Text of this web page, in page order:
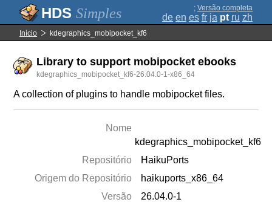
Simples ; Versão completa
de en es fr ja pt ru zh
Início kdegraphics_mobipocket_kf6
Library to support mobipocket ebooks
kdegraphics_mobipocket_kf6-26.04.0-1-x86_64
A collection of plugins to handle mobipocket files.
Nome
kdegraphics_mobipocket_kf6
Repositório
HaikuPorts
Origem do Repositório
haikuports_x86_64
Versão
26.04.0-1